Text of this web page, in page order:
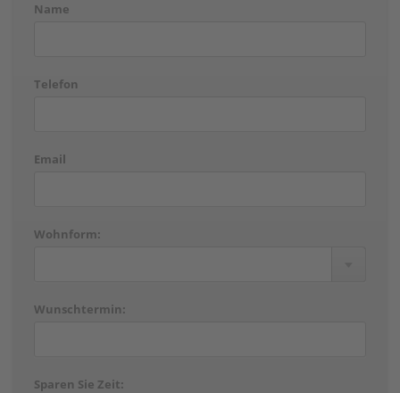
Name
Telefon
Email
Wohnform:
Wunschtermin:
Sparen Sie Zeit: